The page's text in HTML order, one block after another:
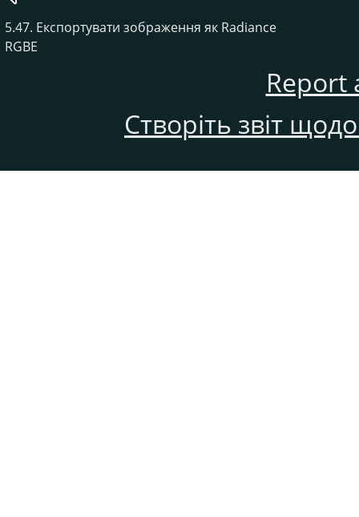
5.47. Експортувати зображення як Radiance
RGBE
Report
Створіть звіт